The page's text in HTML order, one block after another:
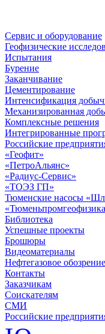
Сервис и оборудование
Геофизические
Испытания
Бурение
Заканчивание
Цементирование
Интенсификация
Механизированная
Комплексные решения
Интегрированные
Российские
«Геофит»
«ПетроАльянс»
«Радиус-Сервис»
«ТОЭЗ ГП»
Тюменские насосы
Библиотека
Успешные проекты
Брошюры
Видеоматериалы
Нефтегазовое обозрение
Контакты
Заказчикам
Соискателям
СМИ
Российские